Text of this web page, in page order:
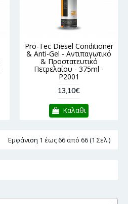
Pro-Tec Diesel Conditioner
& Anti-Gel - Αντιπαγωτικό
& Προστατευτικό
Πετρελαίου - 375ml -
P2001
13,10€
Καλαθι
Εμφάνιση 1 έως 66 από 66 (1 Σελ.)